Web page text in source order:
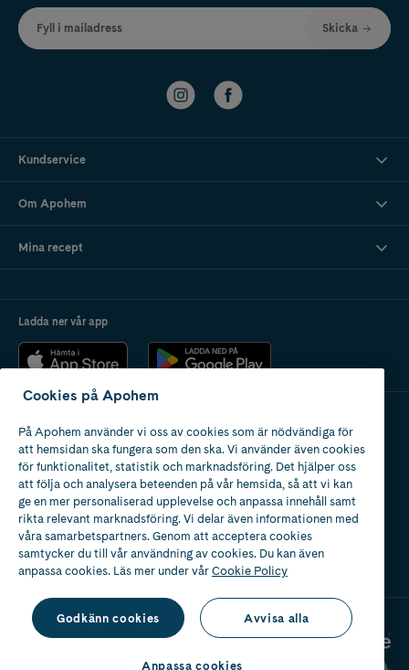
Fyll i mailadress Skicka
Kundservice
Om Apohem
Mina recept
Ladda ner vår app
Apotek med tillstånd
av Läkemedelsverket
Cookies på Apohem
På Apohem använder vi oss av cookies som är nödvändiga för
att hemsidan ska fungera som den ska. Vi använder även cookies
för funktionalitet, statistik och marknadsföring. Det hjälper oss
att följa och analysera beteenden på vår hemsida, så att vi kan
ge en mer personaliserad upplevelse och anpassa innehåll samt
rikta relevant marknadsföring. Vi delar även informationen med
våra samarbetspartners. Genom att acceptera cookies
samtycker du till vår användning av cookies. Du kan även
anpassa cookies. Läs mer under vårCookie Policy
Godkänn cookies Avvisa alla
Anpassa cookies